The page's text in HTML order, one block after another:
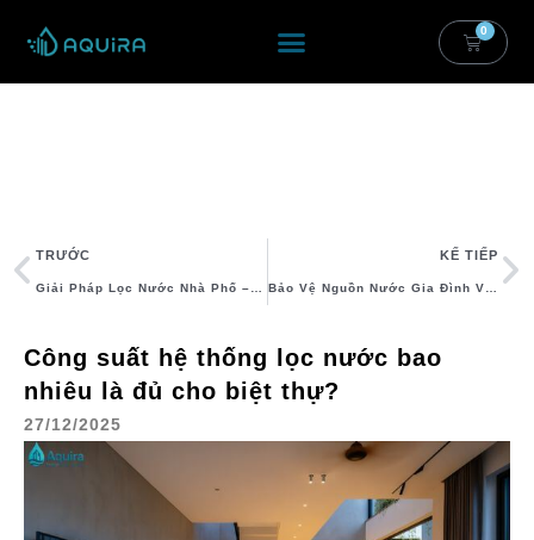
Tới
Nội
0
Cart
Prev
TRƯỚC KẾ TIẾP
Công suất hệ thống lọc nước bao
nhiêu là đủ cho biệt thự?
27/12/2025